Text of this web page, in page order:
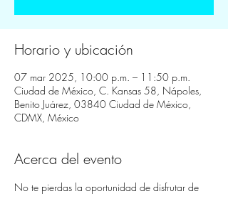
Horario y ubicación
07 mar 2025, 10:00 p.m. – 11:50 p.m.
Ciudad de México, C. Kansas 58, Nápoles,
Benito Juárez, 03840 Ciudad de México,
CDMX, México
Acerca del evento
No te pierdas la oportunidad de disfrutar de